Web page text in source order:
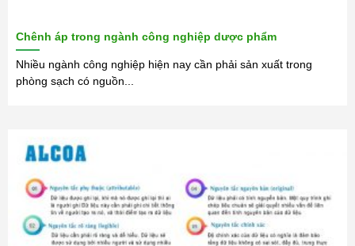
Chênh áp trong ngành công nghiệp dược phẩm
Nhiều ngành công nghiệp hiện nay cần phải sản xuất trong
phòng sạch có nguồn...